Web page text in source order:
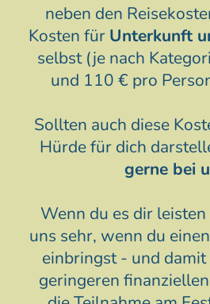
neben den
Kosten für Unterkunft
selbst (je nach
und 110 € pro
Sollten auch diese
Hürde für dich
gerne bei
Wenn du es dir
uns sehr, wenn du einen
einbringst - und
geringeren